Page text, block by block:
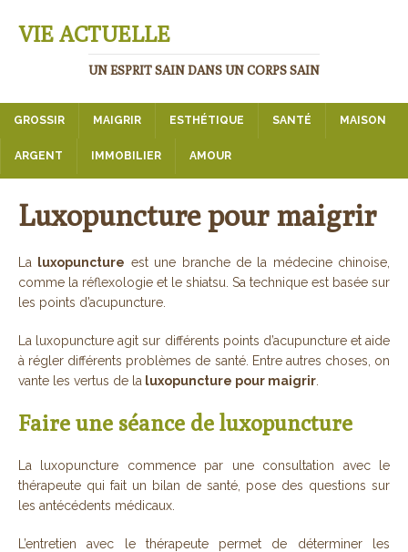
VIE ACTUELLE
UN ESPRIT SAIN DANS UN CORPS SAIN
GROSSIR MAIGRIR ESTHÉTIQUE SANTÉ MAISON
ARGENT IMMOBILIER AMOUR
Luxopuncture pour maigrir
La luxopuncture est une branche de la médecine chinoise,
comme la réflexologie et le shiatsu. Sa technique est basée sur
les points d’acupuncture.
La luxopuncture agit sur différents points d’acupuncture et aide
à régler différents problèmes de santé. Entre autres choses, on
vante les vertus de la luxopuncture pour maigrir
Faire une séance de luxopuncture
La luxopuncture commence par une consultation avec le
thérapeute qui fait un bilan de santé, pose des questions sur
les antécédents médicaux.
L’entretien avec le thérapeute permet de déterminer les